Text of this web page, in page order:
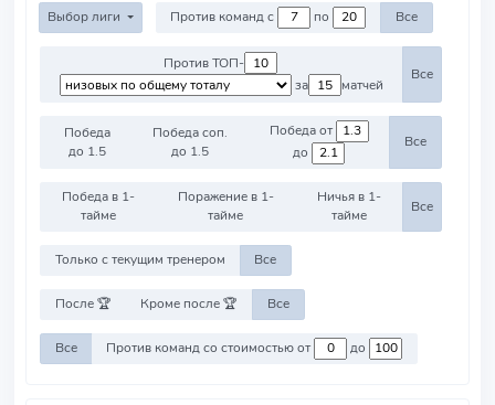
Выбор лиги Против команд с по Все
Против ТОП-
за
матчей
Все
Победа
до 1.5
Победа соп.
до 1.5
Победа от
до
Все
Победа в 1-
тайме
Поражение в 1-
тайме
Ничья в 1-
тайме
Все
Только с текущим тренером Все
После 🏆 Кроме после 🏆 Все
Все Против команд со стоимостью от до